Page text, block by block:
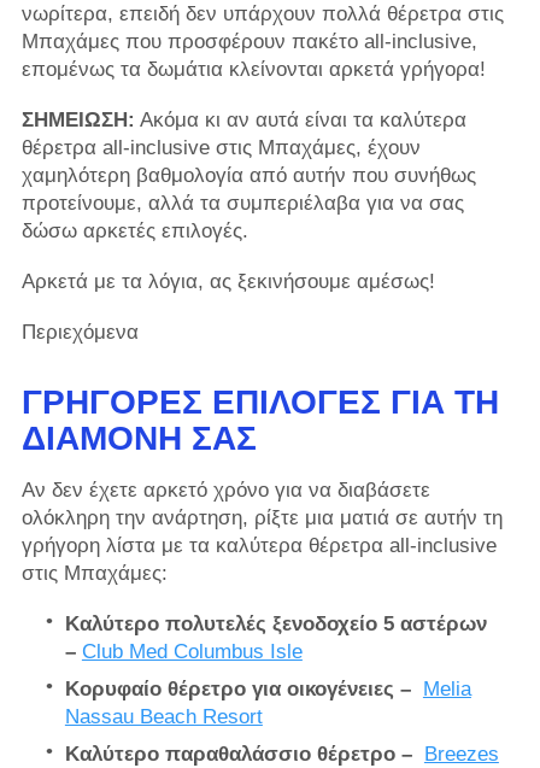
νωρίτερα, επειδή δεν υπάρχουν πολλά θέρετρα στις
Μπαχάμες που προσφέρουν πακέτο all-inclusive,
επομένως τα δωμάτια κλείνονται αρκετά γρήγορα!
ΣΗΜΕΙΩΣΗ: Ακόμα κι αν αυτά είναι τα καλύτερα
θέρετρα all-inclusive στις Μπαχάμες, έχουν
χαμηλότερη βαθμολογία από αυτήν που συνήθως
προτείνουμε, αλλά τα συμπεριέλαβα για να σας
δώσω αρκετές επιλογές.
Αρκετά με τα λόγια, ας ξεκινήσουμε αμέσως!
Περιεχόμενα
ΓΡΉΓΟΡΕΣ ΕΠΙΛΟΓΈΣ ΓΙΑ ΤΗ
ΔΙΑΜΟΝΉ ΣΑΣ
Αν δεν έχετε αρκετό χρόνο για να διαβάσετε
ολόκληρη την ανάρτηση, ρίξτε μια ματιά σε αυτήν τη
γρήγορη λίστα με τα καλύτερα θέρετρα all-inclusive
στις Μπαχάμες:
Καλύτερο πολυτελές ξενοδοχείο 5 αστέρων
– Club Med Columbus Isle
Κορυφαίο θέρετρο για οικογένειες – Melia
Nassau Beach Resort
Καλύτερο παραθαλάσσιο θέρετρο – Breezes